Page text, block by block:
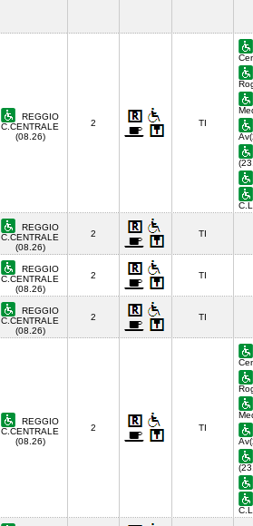
REGGIO
C.CENTRALE
(08.26)
2 TI
REGGIO
C.CENTRALE
(08.26)
2 TI
REGGIO
C.CENTRALE
(08.26)
2 TI
REGGIO
C.CENTRALE
(08.26)
2 TI
REGGIO
C.CENTRALE
(08.26)
2 TI